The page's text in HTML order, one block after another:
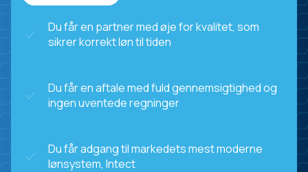
Du får en partner med øje for kvalitet, som
sikrer korrekt løn til tiden
Du får en aftale med fuld gennemsigtighed og
ingen uventede regninger
Du får adgang til markedets mest moderne
lønsystem, Intect